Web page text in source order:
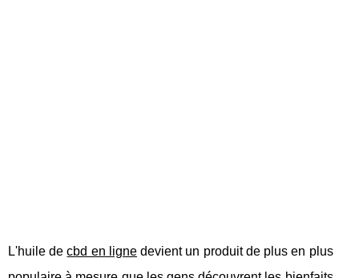
L'huile decbd en lignedevient un produit de plus en plus